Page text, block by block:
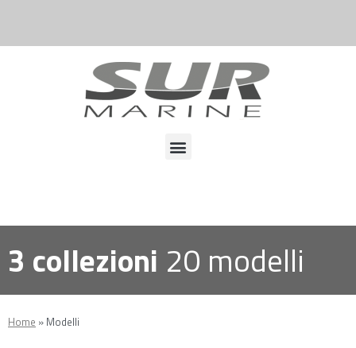
3 collezioni 20 modelli
Home » Modelli